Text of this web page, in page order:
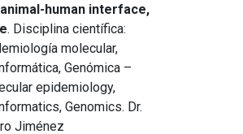
human interface,
. Disciplina científica:
molecular,
Genómica –
epidemiology,
Genomics. Dr.
Jiménez